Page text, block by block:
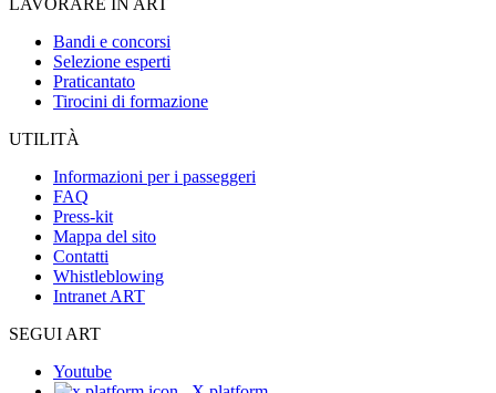
LAVORARE IN ART
Bandi e concorsi
Selezione esperti
Praticantato
Tirocini di formazione
UTILITÀ
Informazioni per i passeggeri
FAQ
Press-kit
Mappa del sito
Contatti
Whistleblowing
Intranet ART
SEGUI ART
Youtube